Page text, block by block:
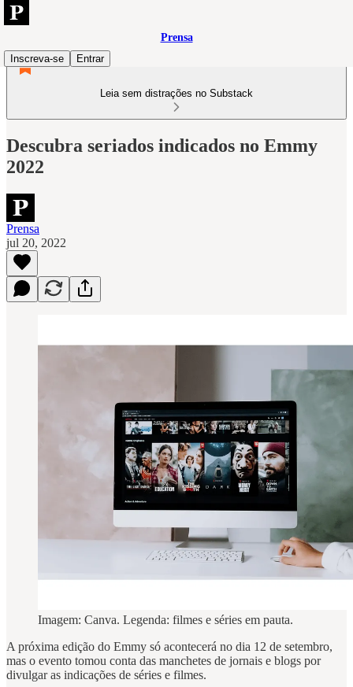
Prensa
Inscreva-se
Entrar
Leia sem distrações no Substack
Descubra seriados indicados no Emmy
2022
Prensa
jul 20, 2022
Imagem: Canva. Legenda: filmes e séries em pauta.
A próxima edição do Emmy só acontecerá no dia 12 de setembro,
mas o evento tomou conta das manchetes de jornais e blogs por
divulgar as indicações de séries e filmes.